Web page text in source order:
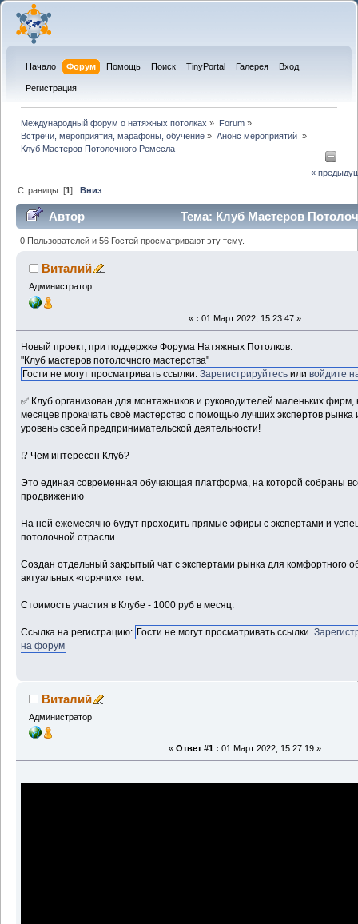
Начало Форум Помощь Поиск TinyPortal Галерея Вход
Регистрация
Международный форум о натяжных потолках » Forum»
Встречи, мероприятия, марафоны, обучение » Анонс мероприятий »
Клуб Мастеров Потолочного Ремесла
«
Страницы: [1] Вниз
Автор
Тема: Клуб Мастеров
(Прочитано 81281 раз)
0 Пользователей и 56 Гостей просматривают эту тему.
Виталий
Администратор
« : 01 Март 2022, 15:23:47 »
Новый проект, при поддержке Форума Натяжных Потолков.
"Клуб мастеров потолочного мастерства"
Гости не могут просматривать ссылки.Зарегистрируйтесь иливойдите
✅ Клуб организован для монтажников и руководителей маленьких фирм,
месяцев прокачать своё мастерство с помощью лучших экспертов
уровень своей предпринимательской деятельности!
⁉ Чем интересен Клуб?
Это единая современная обучающая платформа, на которой собраны
продвижению
На ней ежемесячно будут проходить прямые эфиры с экспертами и
потолочной отрасли
Создан отдельный закрытый чат с экспертами рынка для комфортного
актуальных «горячих» тем.
Стоимость участия в Клубе - 1000 руб в месяц.
Ссылка на регистрацию: Гости не могут просматривать ссылки.
на форум
Виталий
Администратор
« Ответ #1 : 01 Март 2022, 15:27:19 »